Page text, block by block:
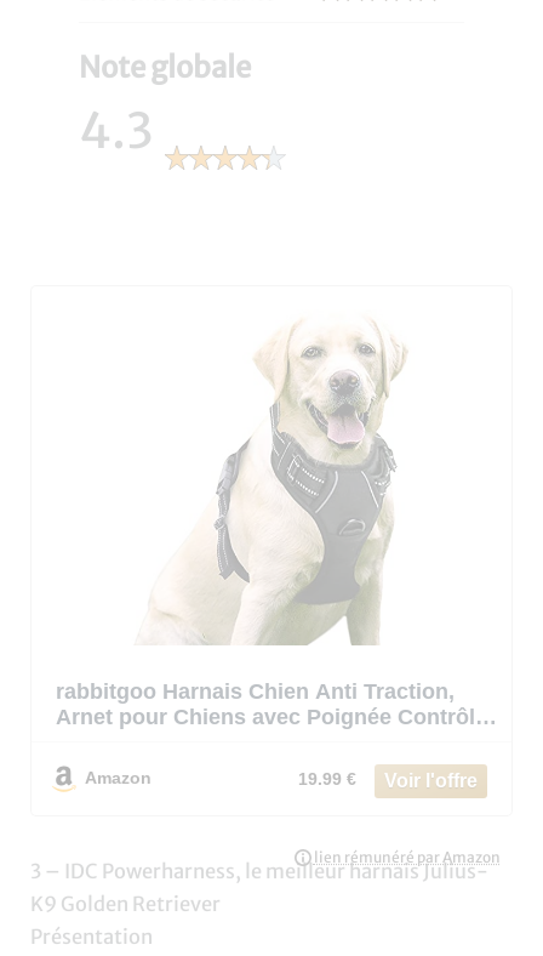
Note globale
4.3
rabbitgoo Harnais Chien Anti Traction,
Arnet pour Chiens avec Poignée Contrôl,
Réglable avec Attache Devant, Harnais
pour Chien Moyen Grand, Noir, L
Amazon 19.99 €
3 – IDC Powerharness, le meilleur harnais Julius-
K9 Golden Retriever
Présentation